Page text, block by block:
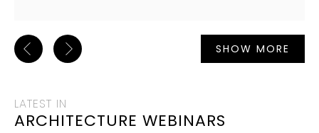
SHOW MORE
LATEST IN
ARCHITECTURE WEBINARS